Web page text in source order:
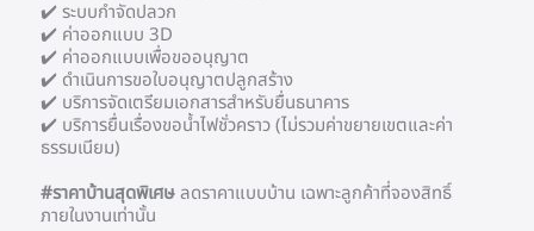
✔️ ระบบกำจัดปลวก
✔️ ค่าออกแบบ 3D
✔️ ค่าออกแบบเพื่อขออนุญาต
✔️ ดำเนินการขอใบอนุญาตปลูกสร้าง
✔️ บริการจัดเตรียมเอกสารสำหรับยื่นธนาคาร
✔️ บริการยื่นเรื่องขอน้ำไฟชั่วคราว (ไม่รวมค่าขยายเขตและค่า
ธรรมเนียม)
#ราคาบ้านสุดพิเศษ ลดราคาแบบบ้าน เฉพาะลูกค้าที่จองสิทธิ์
ภายในงานเท่านั้น